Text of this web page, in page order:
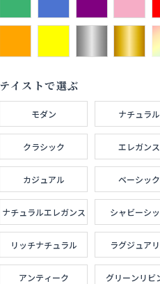
テイストで選ぶ
モダン ナチュラル
クラシック エレガンス
カジュアル ベーシック
ナチュラルエレガンス シャビーシ
リッチナチュラル ラグジュア
アンティーク グリーンリビ